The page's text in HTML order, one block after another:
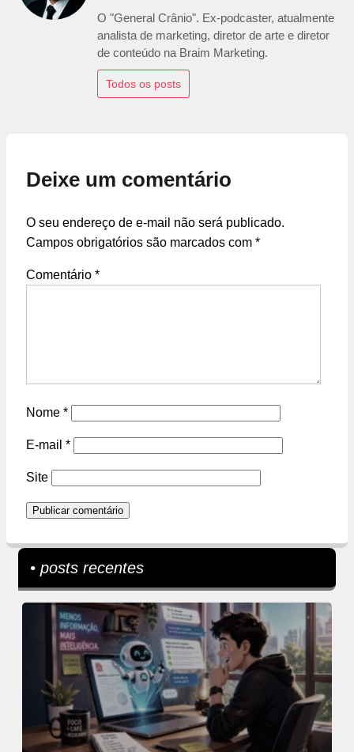
O "General Crânio". Ex-podcaster, atualmente
analista de marketing, diretor de arte e diretor
de conteúdo na Braim Marketing.
Todos os posts
Deixe um comentário
O seu endereço de e-mail não será publicado.
Campos obrigatórios são marcados com *
Comentário *
Nome *
E-mail *
Site
• posts recentes